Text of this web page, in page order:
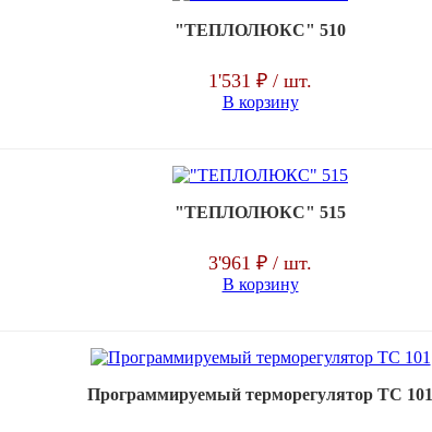
"ТЕПЛОЛЮКС" 510
1'531 ₽ / шт.
В корзину
"ТЕПЛОЛЮКС" 515
3'961 ₽ / шт.
В корзину
Программируемый терморегулятор ТС 101